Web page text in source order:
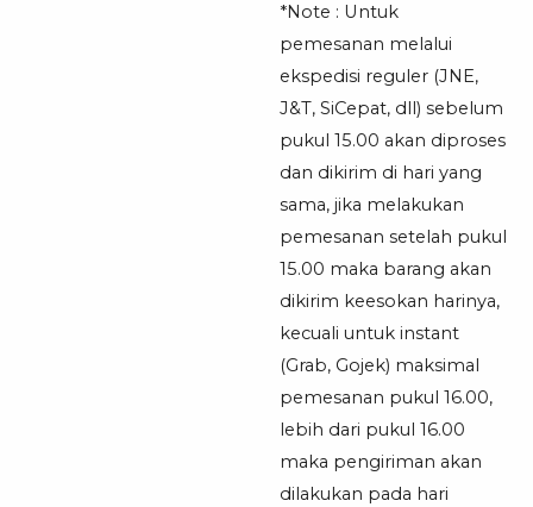
*Note : Untuk
pemesanan melalui
ekspedisi reguler (JNE,
J&T, SiCepat, dll) sebelum
pukul 15.00 akan diproses
dan dikirim di hari yang
sama, jika melakukan
pemesanan setelah pukul
15.00 maka barang akan
dikirim keesokan harinya,
kecuali untuk instant
(Grab, Gojek) maksimal
pemesanan pukul 16.00,
lebih dari pukul 16.00
maka pengiriman akan
dilakukan pada hari